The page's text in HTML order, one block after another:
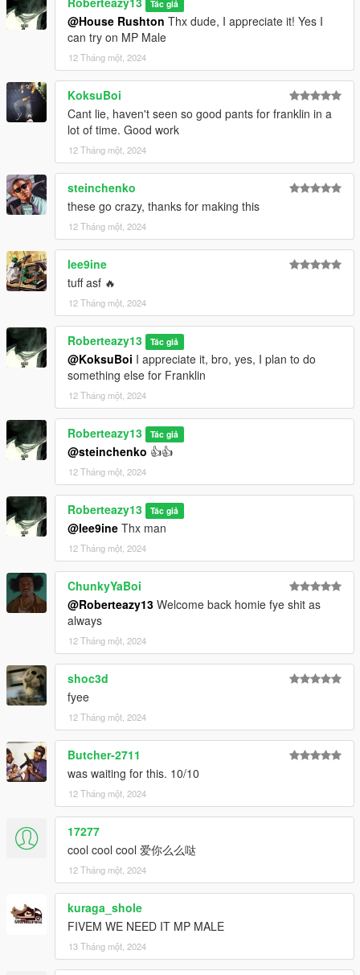
Tác giả
@House Rushton Thx dude, I appreciate it! Yes I
can try on MP Male
12 Tháng một, 2024
KoksuBoi
Cant lie, haven't seen so good pants for franklin in a
lot of time. Good work
12 Tháng một, 2024
steinchenko
these go crazy, thanks for making this
12 Tháng một, 2024
lee9ine
tuff asf 🔥
12 Tháng một, 2024
Roberteazy13 Tác giả
@KoksuBoi I appreciate it, bro, yes, I plan to do
something else for Franklin
12 Tháng một, 2024
Roberteazy13 Tác giả
@steinchenko 👍👍
12 Tháng một, 2024
Roberteazy13 Tác giả
@lee9ine Thx man
12 Tháng một, 2024
ChunkyYaBoi
@Roberteazy13 Welcome back homie fye shit as
always
12 Tháng một, 2024
shoc3d
fyee
12 Tháng một, 2024
Butcher-2711
was waiting for this. 10/10
12 Tháng một, 2024
17277
cool cool cool 爱你么么哒
12 Tháng một, 2024
kuraga_shole
FIVEM WE NEED IT MP MALE
13 Tháng một, 2024